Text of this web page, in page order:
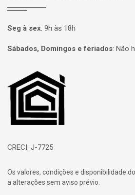
Seg à sex: 9h às 18h
Sábados, Domingos e feriados: Não
Página inicial
CRECI: J-7725
Os valores, condições e disponibilidade
a alterações sem aviso prévio.